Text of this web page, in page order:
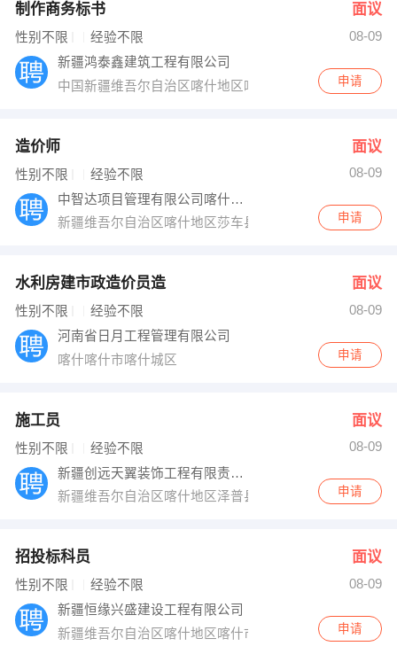
制作商务标书 面议
性别不限 经验不限
08-09
新疆鸿泰鑫建筑工程有限公司
中国新疆维吾尔自治区喀什地区喀什市恰萨街道南湖路
申请
造价师 面议
性别不限 经验不限
08-09
中智达项目管理有限公司喀什分公司
新疆维吾尔自治区喀什地区莎车县艾斯提皮尔路申请
水利房建市政造价员造 面议
性别不限 经验不限
08-09
河南省日月工程管理有限公司
喀什喀什市喀什城区
申请
施工员 面议
性别不限 经验不限
08-09
新疆创远天翼装饰工程有限责任公司
新疆维吾尔自治区喀什地区泽普县团结西街
申请
招投标科员 面议
性别不限 经验不限
08-09
新疆恒缘兴盛建设工程有限公司
新疆维吾尔自治区喀什地区喀什市Y031
申请